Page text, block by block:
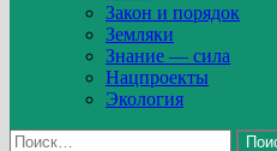
Закон и порядок
Земляки
Знание — сила
Нацпроекты
Экология
Найти: